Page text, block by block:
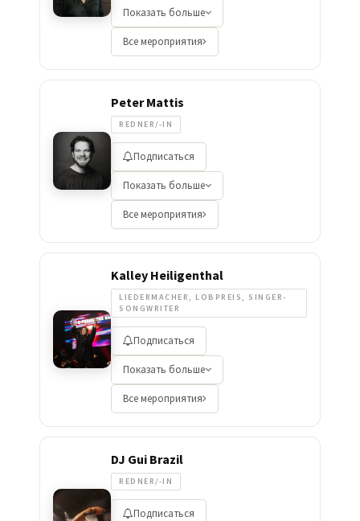
Показать больше
Все мероприятия
Peter Mattis
REDNER/-IN
Подписаться
Показать больше
Все мероприятия
Kalley Heiligenthal
LIEDERMACHER, LOBPREIS, SINGER-
SONGWRITER
Подписаться
Показать больше
Все мероприятия
DJ Gui Brazil
REDNER/-IN
Подписаться